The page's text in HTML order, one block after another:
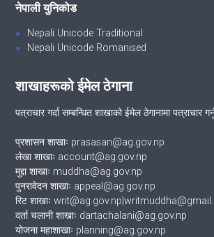
नेपाली युनिकोड
Nepali Unicode Traditional
Nepali Unicode Romanised
शाखाहरूको ईमेल ठेगाना
पत्राचार गर्दा सम्बन्धित शाखाको ईमेल ठेगानामा पत्राचार
प्रशासन शाखाः prasasan@ag.gov.np
लेखा शाखाः account@ag.gov.np
मुद्दा शाखाः muddha@ag.gov.np
पुनरावेदन शाखाः appeal@ag.gov.np
रिट शाखाः
दर्ता चलानी शाखाः dartachalani@ag.gov.np
योजना महाशाखाः planning@ag.gov.np